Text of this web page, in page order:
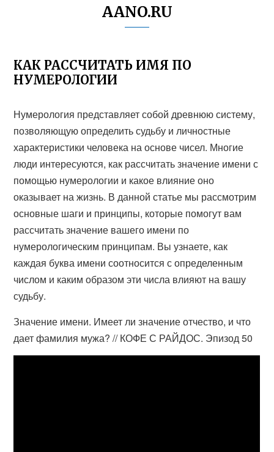
AANO.RU
КАК РАССЧИТАТЬ ИМЯ ПО
НУМЕРОЛОГИИ
Нумерология представляет собой древнюю систему,
позволяющую определить судьбу и личностные
характеристики человека на основе чисел. Многие
люди интересуются, как рассчитать значение имени с
помощью нумерологии и какое влияние оно
оказывает на жизнь. В данной статье мы рассмотрим
основные шаги и принципы, которые помогут вам
рассчитать значение вашего имени по
нумерологическим принципам. Вы узнаете, как
каждая буква имени соотносится с определенным
числом и каким образом эти числа влияют на вашу
судьбу.
Значение имени. Имеет ли значение отчество, и что
дает фамилия мужа? // КОФЕ С РАЙДОС. Эпизод 50